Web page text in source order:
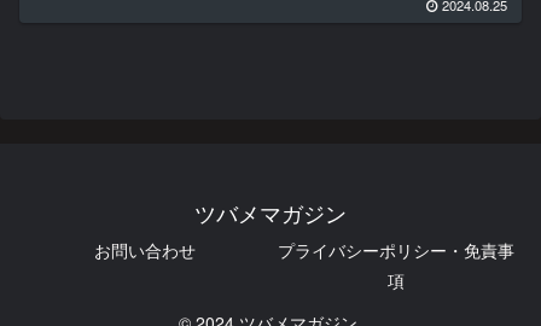
2024.08.25
ツバメマガジン
お問い合わせ
プライバシーポリシー・免責事
項